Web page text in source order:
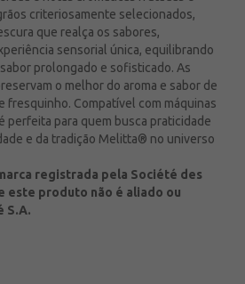
criteriosamente selecionados,
que realça os sabores,
sensorial única, equilibrando
prolongado e sofisticado. As
o melhor do aroma e sabor de
fresquinho. Compatível com máquinas
perfeita para quem busca praticidade
e da tradição Melitta® no universo
registrada pela Société des
este produto não é a­liado ou
S.A.